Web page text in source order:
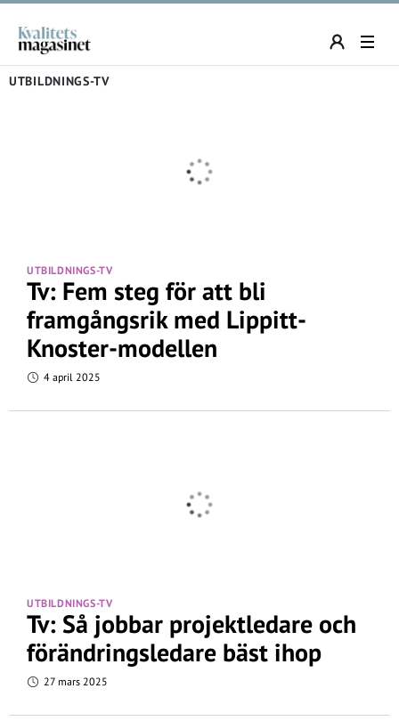
UTBILDNINGS-TV
UTBILDNINGS-TV
Tv: Fem steg för att bli
framgångsrik med Lippitt-
Knoster-modellen
4 april 2025
UTBILDNINGS-TV
Tv: Så jobbar projektledare och
förändringsledare bäst ihop
27 mars 2025